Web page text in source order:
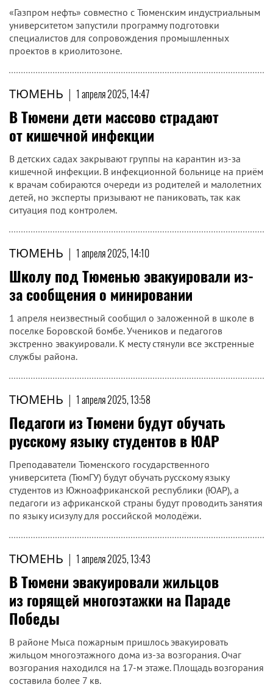
«Газпром нефть» совместно с Тюменским индустриальным
университетом запустили программу подготовки
специалистов для сопровождения промышленных
проектов в криолитозоне.
ТЮМЕНЬ | 1 апреля 2025, 14:47
В Тюмени дети массово страдают
от кишечной инфекции
В детских садах закрывают группы на карантин из-за
кишечной инфекции. В инфекционной больнице на приём
к врачам собираются очереди из родителей и малолетних
детей, но эксперты призывают не паниковать, так как
ситуация под контролем.
ТЮМЕНЬ | 1 апреля 2025, 14:10
Школу под Тюменью эвакуировали из-
за сообщения о минировании
1 апреля неизвестный сообщил о заложенной в школе в
поселке Боровской бомбе. Учеников и педагогов
экстренно эвакуировали. К месту стянули все экстренные
службы района.
ТЮМЕНЬ | 1 апреля 2025, 13:58
Педагоги из Тюмени будут обучать
русскому языку студентов в ЮАР
Преподаватели Тюменского государственного
университета (ТюмГУ) будут обучать русскому языку
студентов из Южноафриканской республики (ЮАР), а
педагоги из африканской страны будут проводить занятия
по языку исизулу для российской молодёжи.
ТЮМЕНЬ | 1 апреля 2025, 13:43
В Тюмени эвакуировали жильцов
из горящей многоэтажки на Параде
Победы
В районе Мыса пожарным пришлось эвакуировать
жильцом многоэтажного дома из-за возгорания. Очаг
возгорания находился на 17-м этаже. Площадь возгорания
составила более 7 кв.